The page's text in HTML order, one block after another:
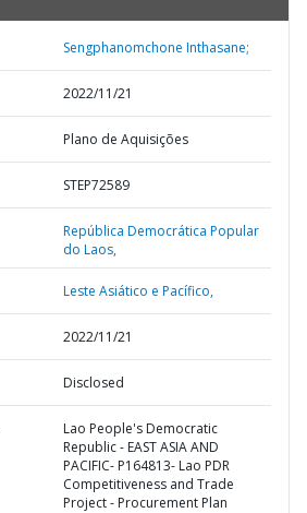
Sengphanomchone Inthasane;
2022/11/21
Plano de Aquisições
STEP72589
República Democrática Popular
do Laos,
Leste Asiático e Pacífico,
2022/11/21
Disclosed
Lao People's Democratic
Republic - EAST ASIA AND
PACIFIC- P164813- Lao PDR
Competitiveness and Trade
Project - Procurement Plan